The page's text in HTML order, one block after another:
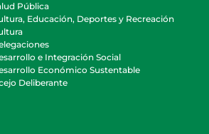
Pública
Educación, Deportes y Recreación
e Integración Social
Económico Sustentable
Deliberante